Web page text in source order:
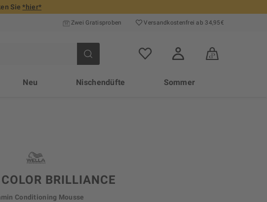
Sie*hier*
Zwei Gratisproben Versand­kosten­frei ab 34,95€
Neu Nischendüfte Sommer
BRILLIANCE
Conditioning Mousse